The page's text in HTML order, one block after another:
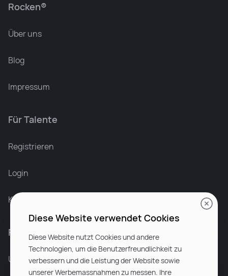
Rocken®
Über uns
Blog
Impressum
Für Talente
Registrieren
Login
Karriere bei Rocken
Für Unternehmen
Unsere Dienstleistungen
Diese Website verwendet Cookies
Diese Website nutzt Cookies und andere
Technologien, um die Benutzerfreundlichkeit zu
verbessern und die Leistung der Website sowie
unserer Werbemassnahmen zu messen. Ihre